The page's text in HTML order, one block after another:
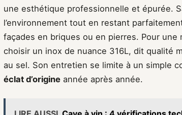
une esthétique professionnelle et épurée.
l’environnement tout en restant
façades en briques ou en pierres. Pour
choisir un inox de nuance 316L, dit qualité
au sel. Son entretien se limite à un simple
éclat d’origine année après année.